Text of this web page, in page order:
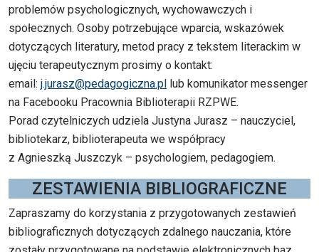
problemów psychologicznych, wychowawczych i
społecznych. Osoby potrzebujące wparcia, wskazówek
dotyczących literatury, metod pracy z tekstem literackim w
ujęciu terapeutycznym prosimy o kontakt:
email: j.jurasz@pedagogiczna.pl lub komunikator messenger
na Facebooku Pracownia Biblioterapii RZPWE.
Porad czytelniczych udziela Justyna Jurasz – nauczyciel,
bibliotekarz, biblioterapeuta we współpracy
z Agnieszką Juszczyk – psychologiem, pedagogiem.
ZESTAWIENIA BIBLIOGRAFICZNE
Zapraszamy do korzystania z przygotowanych zestawień
bibliograficznych dotyczących zdalnego nauczania, które